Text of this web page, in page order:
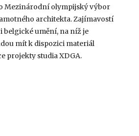
Mezinárodní olympijský výbor
architekta. Zajímavostí
umění, na níž je
mít k dispozici materiál
projekty studia XDGA.